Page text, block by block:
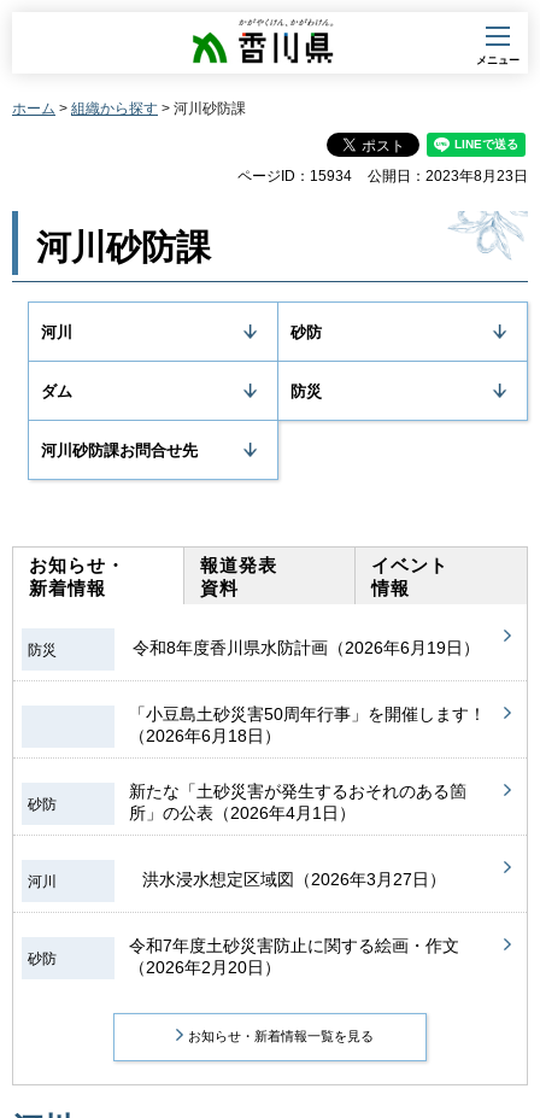
香川県
メニュー
ホーム > 組織から探す > 河川砂防課
ページID：15934 公開日：2023年8月23日
河川砂防課
河川 砂防
ダム 防災
河川砂防課お問合せ先
お知らせ・
新着情報
防災 令和8年度香川県水防計画（2026年6月19日）
「小豆島土砂災害50周年行事」を開催します！
（2026年6月18日）
砂防
新たな「土砂災害が発生するおそれのある箇
所」の公表（2026年4月1日）
河川 洪水浸水想定区域図（2026年3月27日）
砂防
令和7年度土砂災害防止に関する絵画・作文
（2026年2月20日）
お知らせ・新着情報一覧を見る
報道発表
資料
イベント
情報